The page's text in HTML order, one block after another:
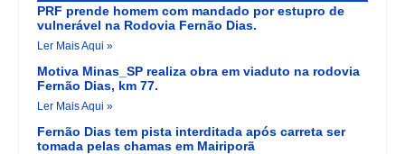
PRF prende homem com mandado por estupro de
vulnerável na Rodovia Fernão Dias.
Ler Mais Aqui »
Motiva Minas_SP realiza obra em viaduto na rodovia
Fernão Dias, km 77.
Ler Mais Aqui »
Fernão Dias tem pista interditada após carreta ser
tomada pelas chamas em Mairiporã